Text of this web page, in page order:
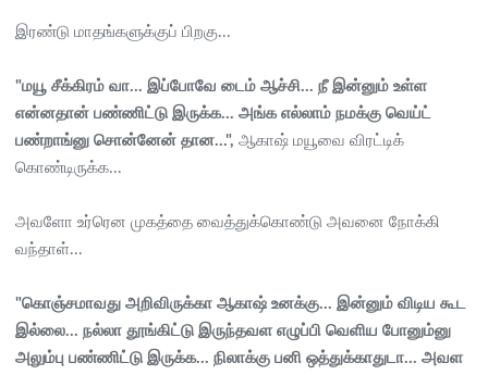
இரண்டு மாதங்களுக்குப் பிறகு...
"மயூ சீக்கிரம் வா... இப்போவே டைம் ஆச்சி... நீ இன்னும் உள்ள
என்னதான் பண்ணிட்டு இருக்க... அங்க எல்லாம் நமக்கு வெய்ட்
பண்றாங்னு சொன்னேன் தான...", ஆகாஷ் மயூவை விரட்டிக்
கொண்டிருக்க...
அவளோ உர்ரென முகத்தை வைத்துக்கொண்டு அவனை நோக்கி
வந்தாள்...
"கொஞ்சமாவது அறிவிருக்கா ஆகாஷ் உனக்கு... இன்னும் விடிய கூட
இல்லை... நல்லா தூங்கிட்டு இருந்தவள எழுப்பி வெளிய போனும்னு
அலும்பு பண்ணிட்டு இருக்க... நிலாக்கு பனி ஒத்துக்காதுடா... அவள